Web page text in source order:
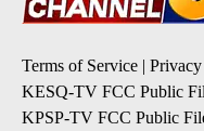
Terms of Service |
KESQ-TV FCC Public
KPSP-TV FCC Public